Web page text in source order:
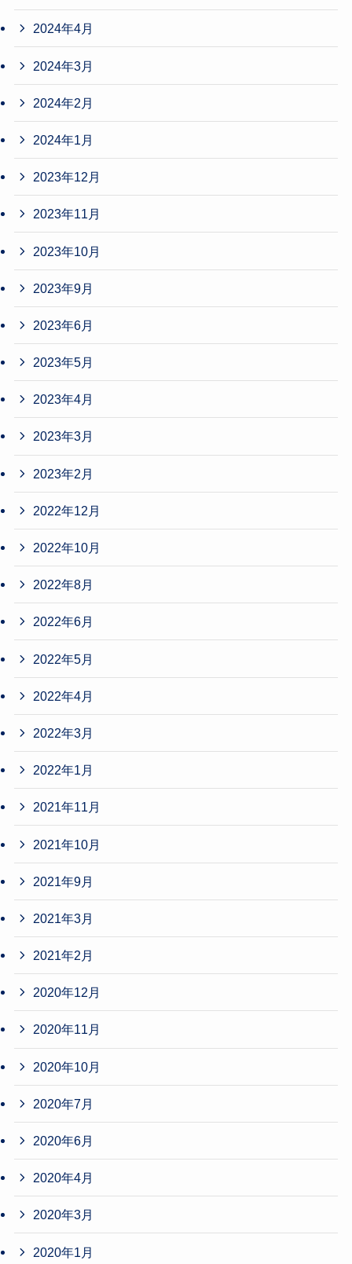
2024年4月
2024年3月
2024年2月
2024年1月
2023年12月
2023年11月
2023年10月
2023年9月
2023年6月
2023年5月
2023年4月
2023年3月
2023年2月
2022年12月
2022年10月
2022年8月
2022年6月
2022年5月
2022年4月
2022年3月
2022年1月
2021年11月
2021年10月
2021年9月
2021年3月
2021年2月
2020年12月
2020年11月
2020年10月
2020年7月
2020年6月
2020年4月
2020年3月
2020年1月